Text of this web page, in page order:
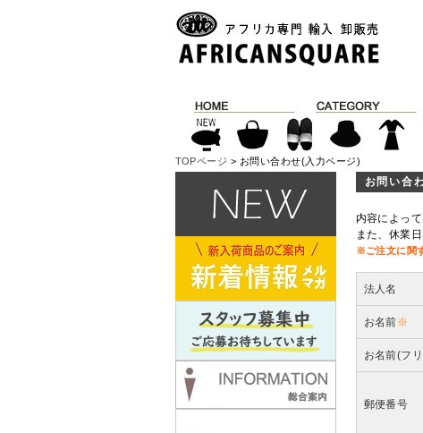
TOPページ > お問い合わせ(入力ページ)
お問い合
内容によっ
また、休業
※ご注文に関
法人名
お名前※
お名前(フ
郵便番号